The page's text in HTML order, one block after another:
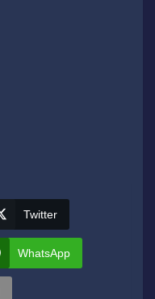
Twitter
WhatsApp